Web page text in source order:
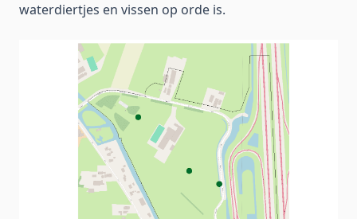
waterdiertjes en vissen op orde is.